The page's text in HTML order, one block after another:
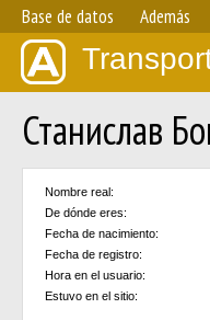
Base de datos Además
Станислав
Nombre real:
De dónde eres:
Fecha de nacimiento:
Fecha de registro:
Hora en el usuario:
Estuvo en el sitio: